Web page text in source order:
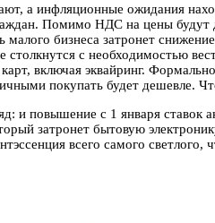
а инфляционные ожидания
Помимо НДС на цены
малого бизнеса затронет
с необходимостью
включая эквайринг.
покупать будет дешевле.
и повышение с 1 января ставок
затронет бытовую
всего самого